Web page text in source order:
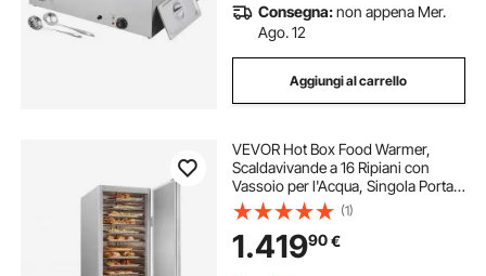
Consegna:non appena Mer.
Ago. 12
Aggiungi al carrello
VEVOR Hot Box Food Warmer,
Scaldavivande a 16 Ripiani con
Vassoio per l'Acqua, Singola Porta e
Ripiani Regolabili, Armadio
Scaldavivande in Acciaio
Inossidabile, Ideale per Conservare
Ristorante
(1)
1.41990€